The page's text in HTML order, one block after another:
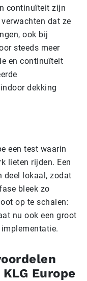
continuïteit zijn
dat ze
ook bij
steeds meer
en continuïteit
dekking
een test waarin
lieten rijden. Een
deel lokaal, zodat
bleek zo
op te schalen:
nu ook een groot
KLG Europe